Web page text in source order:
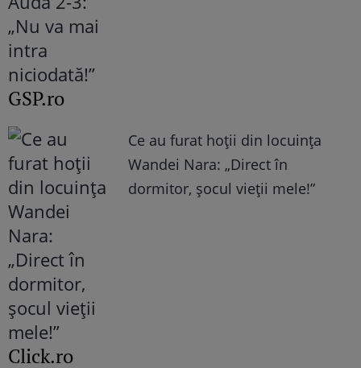
GSP.ro
Ce au furat hoții din locuința
Wandei Nara: „Direct în
dormitor, șocul vieții mele!”
Click.ro